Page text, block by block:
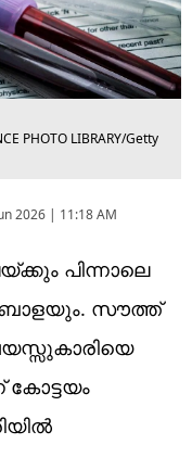
PHOTO LIBRARY/Getty
2026 | 11:18 AM
പിന്നാലെ
സൗത്ത്